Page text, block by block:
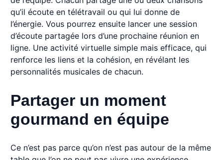
qu’il écoute en télétravail ou qui lui donne de
l’énergie. Vous pourrez ensuite lancer une session
d’écoute partagée lors d’une prochaine réunion en
ligne. Une activité virtuelle simple mais efficace, qui
renforce les liens et la cohésion, en révélant les
personnalités musicales de chacun.
Partager un moment
gourmand en équipe
Ce n’est pas parce qu’on n’est pas autour de la même